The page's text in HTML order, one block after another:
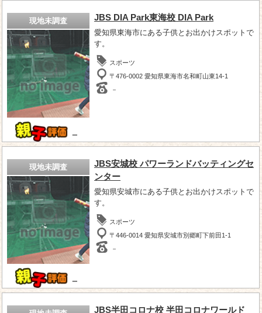
現地未調査
－
JBS DIA Park東海校 DIA Park
愛知県東海市にある子供とお出かけスポットで
す。
スポーツ
〒476-0002 愛知県東海市名和町山東14-1
－
現地未調査
－
JBS安城校 パワーランドバッティングセ
ンター
愛知県安城市にある子供とお出かけスポットで
す。
スポーツ
〒446-0014 愛知県安城市別郷町下前田1-1
－
JBS半田コロナ校 半田コロナワールド